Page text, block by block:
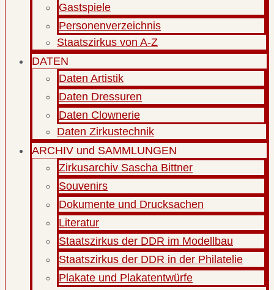
Gastspiele
Personenverzeichnis
Staatszirkus von A-Z
DATEN
Daten Artistik
Daten Dressuren
Daten Clownerie
Daten Zirkustechnik
ARCHIV und SAMMLUNGEN
Zirkusarchiv Sascha Bittner
Souvenirs
Dokumente und Drucksachen
Literatur
Staatszirkus der DDR im Modellbau
Staatszirkus der DDR in der Philatelie
Plakate und Plakatentwürfe